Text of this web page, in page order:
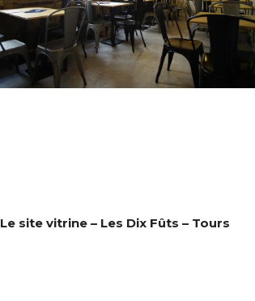
Le site vitrine – Les Dix Fûts – Tours